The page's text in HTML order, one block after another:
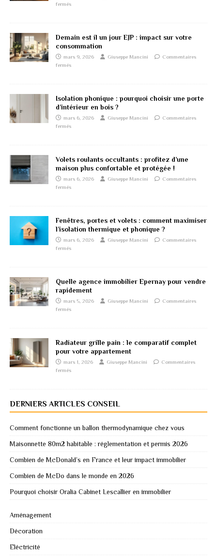
fermés
Demain est il un jour EJP : impact sur votre
consommation
mars 9, 2026 Giuseppe Mancini
Commentaires
fermés
Isolation phonique : pourquoi choisir une porte
d’intérieur en bois ?
mars 6, 2026 Giuseppe Mancini
Commentaires
fermés
Volets roulants occultants : profitez d’une
maison plus confortable et protégée !
mars 6, 2026 Giuseppe Mancini
Commentaires
fermés
Fenêtres, portes et volets : comment maximiser
l’isolation thermique et phonique ?
mars 6, 2026 Giuseppe Mancini
Commentaires
fermés
Quelle agence immobilier Epernay pour vendre
rapidement
mars 5, 2026 Giuseppe Mancini
Commentaires
fermés
Radiateur grille pain : le comparatif complet
pour votre appartement
mars 1, 2026 Giuseppe Mancini
Commentaires
fermés
DERNIERS ARTICLES CONSEIL
Comment fonctionne un ballon thermodynamique chez vous
Maisonnette 80m2 habitable : réglementation et permis 2026
Combien de McDonald’s en France et leur impact immobilier
Combien de McDo dans le monde en 2026
Pourquoi choisir Oralia Cabinet Lescallier en immobilier
Aménagement
Décoration
Eléctricité